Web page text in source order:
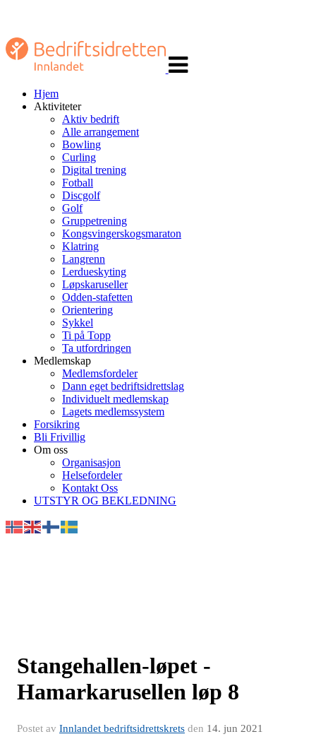
navigasjon
Hjem
Aktiviteter
Aktiv bedrift
Alle arrangement
Bowling
Curling
Digital trening
Fotball
Discgolf
Golf
Gruppetrening
Kongsvingerskogsmaraton
Klatring
Langrenn
Lerdueskyting
Løpskaruseller
Odden-stafetten
Orientering
Sykkel
Ti på Topp
Ta utfordringen
Medlemskap
Medlemsfordeler
Dann eget bedriftsidrettslag
Individuelt medlemskap
Lagets medlemssystem
Forsikring
Bli Frivillig
Om oss
Organisasjon
Helsefordeler
Kontakt Oss
UTSTYR OG BEKLEDNING
Stangehallen-løpet -
Hamarkarusellen løp 8
Postet av Innlandet bedriftsidrettskrets den 14. jun 2021